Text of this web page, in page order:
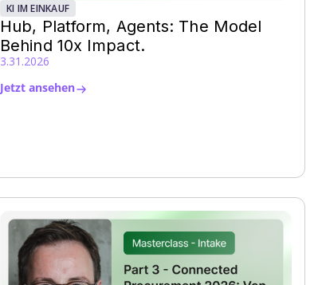
KI IM EINKAUF
Hub, Platform, Agents: The Model
Behind 10x Impact.
3.31.2026
Jetzt ansehen